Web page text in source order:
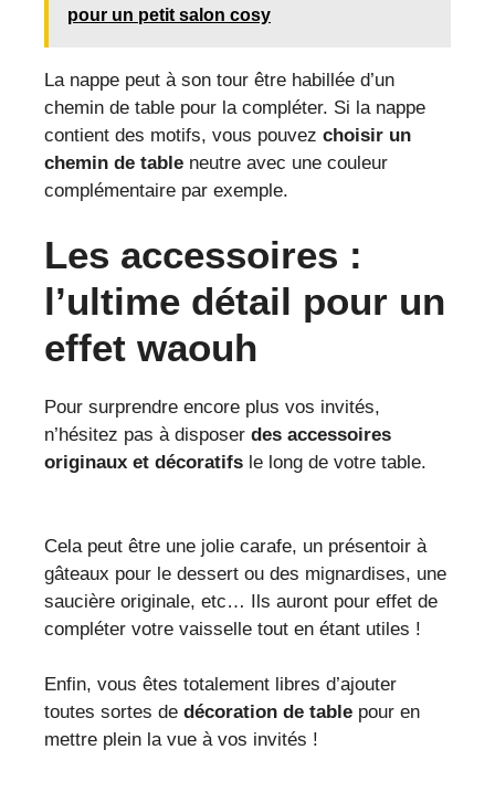
pour un petit salon cosy
La nappe peut à son tour être habillée d’un
chemin de table pour la compléter. Si la nappe
contient des motifs, vous pouvez choisir un
chemin de table neutre avec une couleur
complémentaire par exemple.
Les accessoires :
l’ultime détail pour un
effet waouh
Pour surprendre encore plus vos invités,
n’hésitez pas à disposer des accessoires
originaux et décoratifs le long de votre table.
Cela peut être une jolie carafe, un présentoir à
gâteaux pour le dessert ou des mignardises, une
saucière originale, etc… Ils auront pour effet de
compléter votre vaisselle tout en étant utiles !
Enfin, vous êtes totalement libres d’ajouter
toutes sortes de décoration de table pour en
mettre plein la vue à vos invités !